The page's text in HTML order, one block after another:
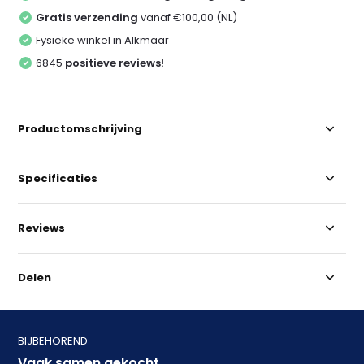
Gratis verzending vanaf €100,00 (NL)
Fysieke winkel in Alkmaar
6845 positieve reviews!
Productomschrijving
Specificaties
Reviews
Delen
BIJBEHOREND